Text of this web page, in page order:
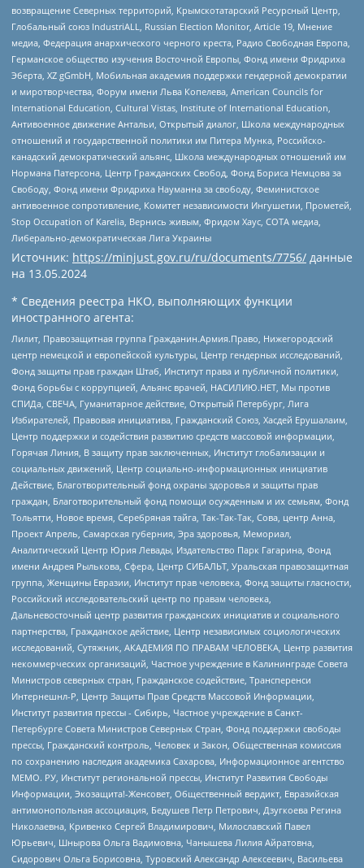
возвращение Северных территорий, Крымскотатарский Ресурсный Центр,
Глобальный союз IndustriALL, Russian Election Monitor, Article 19, Мнение
медиа, Федерация анархического черного креста, Радио Свободная Европа,
Германское общество изучения Восточной Европы, Фонд имени Фридриха
Эберта, XZ gGmbH, Мобильная академия поддержки гендерной демократии
и миротворчества, Форум имени Льва Копелева, American Councils for
International Education, Cultural Vistas, Institute of International Education,
Антивоенное движение Антальи, Открытый диалог, Школа международных
отношений и государственной политики им Питера Мунка, Российско-
канадский демократический альянс, Школа международных отношений им
Нормана Патерсона, Центр Гражданских Свобод, Фонд Бориса Немцова за
Свободу, Фонд имени Фридриха Науманна за свободу, Феминистское
антивоенное сопротивление, Комитет независимости Ингушетии, Прометей,
Stop Occupation of Karelia, Вернись живым, Фридом Хаус, СОТА медиа,
Либерально-демократическая Лига Украины
Источник: https://minjust.gov.ru/ru/documents/7756/ данные
на 13.05.2024
* Сведения реестра НКО, выполняющих функции
иностранного агента:
Лилит, Правозащитная группа Гражданин.Армия.Право, Нижегородский
центр немецкой и европейской культуры, Центр гендерных исследований,
Фонд защиты прав граждан Штаб, Институт права и публичной политики,
Фонд борьбы с коррупцией, Альянс врачей, НАСИЛИЮ.НЕТ, Мы против
СПИДа, СВЕЧА, Гуманитарное действие, Открытый Петербург, Лига
Избирателей, Правовая инициатива, Гражданский Союз, Хасдей Ерушалаим,
Центр поддержки и содействия развитию средств массовой информации,
Горячая Линия, В защиту прав заключенных, Институт глобализации и
социальных движений, Центр социально-информационных инициатив
Действие, Благотворительный фонд охраны здоровья и защиты прав
граждан, Благотворительный фонд помощи осужденным и их семьям, Фонд
Тольятти, Новое время, Серебряная тайга, Так-Так-Так, Сова, центр Анна,
Проект Апрель, Самарская губерния, Эра здоровья, Мемориал,
Аналитический Центр Юрия Левады, Издательство Парк Гагарина, Фонд
имени Андрея Рылькова, Сфера, Центр СИБАЛЬТ, Уральская правозащитная
группа, Женщины Евразии, Институт прав человека, Фонд защиты гласности,
Российский исследовательский центр по правам человека,
Дальневосточный центр развития гражданских инициатив и социального
партнерства, Гражданское действие, Центр независимых социологических
исследований, Сутяжник, АКАДЕМИЯ ПО ПРАВАМ ЧЕЛОВЕКА, Центр развития
некоммерческих организаций, Частное учреждение в Калининграде Совета
Министров северных стран, Гражданское содействие, Трансперенси
Интернешнл-Р, Центр Защиты Прав Средств Массовой Информации,
Институт развития прессы - Сибирь, Частное учреждение в Санкт-
Петербурге Совета Министров Северных Стран, Фонд поддержки свободы
прессы, Гражданский контроль, Человек и Закон, Общественная комиссия
по сохранению наследия академика Сахарова, Информационное агентство
МЕМО. РУ, Институт региональной прессы, Институт Развития Свободы
Информации, Экозащита!-Женсовет, Общественный вердикт, Евразийская
антимонопольная ассоциация, Бедушев Петр Петрович, Дзугкоева Регина
Николаевна, Кривенко Сергей Владимирович, Милославский Павел
Юрьевич, Шнырова Ольга Вадимовна, Чанышева Лилия Айратовна,
Сидорович Ольга Борисовна, Туровский Александр Алексеевич, Васильева